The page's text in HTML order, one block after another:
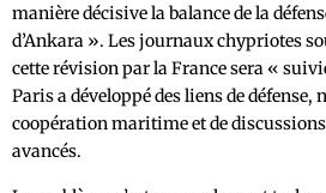
manière décisive la balance de la
d’Ankara ». Les journaux chypriotes
cette révision par la France sera «
Paris a développé des liens de
coopération maritime et de
avancés.